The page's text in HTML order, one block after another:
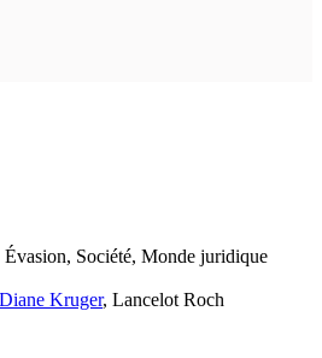
Société, Monde juridique
Diane Kruger, Lancelot Roch